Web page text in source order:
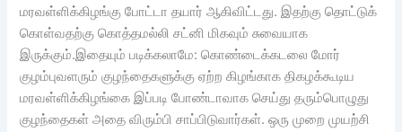
மரவள்ளிக்கிழங்கு போட்டா தயார் ஆகிவிட்டது. இதற்கு தொட்டுக்
கொள்வதற்கு கொத்தமல்லி சட்னி மிகவும் சுவையாக
இருக்கும்.இதையும் படிக்கலாமே: கொண்டைக்கடலை மோர்
குழம்புவளரும் குழந்தைகளுக்கு ஏற்ற கிழங்காக திகழக்கூடிய
மரவள்ளிக்கிழங்கை இப்படி போண்டாவாக செய்து தரும்பொழுது
குழந்தைகள் அதை விரும்பி சாப்பிடுவார்கள். ஒரு முறை முயற்சி